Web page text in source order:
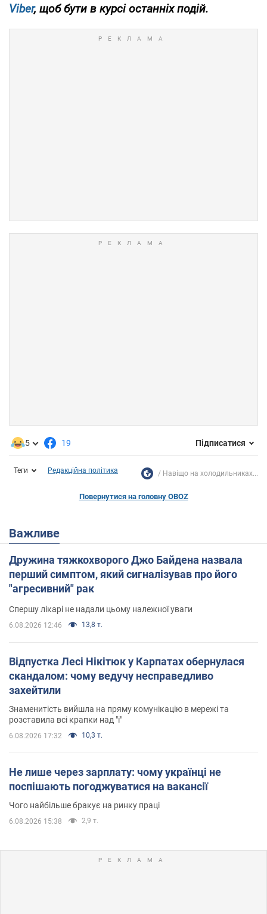
Viber, щоб бути в курсі останніх подій.
5 19 Підписатися
Теги Редакційна політика Навіщо на холодильниках...
Повернутися на головну OBOZ
Важливе
Дружина тяжкохворого Джо Байдена назвала
перший симптом, який сигналізував про його
"агресивний" рак
Спершу лікарі не надали цьому належної уваги
6.08.2026 12:46 13,8 т.
Відпустка Лесі Нікітюк у Карпатах обернулася
скандалом: чому ведучу несправедливо
захейтили
Знаменитість вийшла на пряму комунікацію в мережі та
розставила всі крапки над "і"
6.08.2026 17:32 10,3 т.
Не лише через зарплату: чому українці не
поспішають погоджуватися на вакансії
Чого найбільше бракує на ринку праці
6.08.2026 15:38 2,9 т.